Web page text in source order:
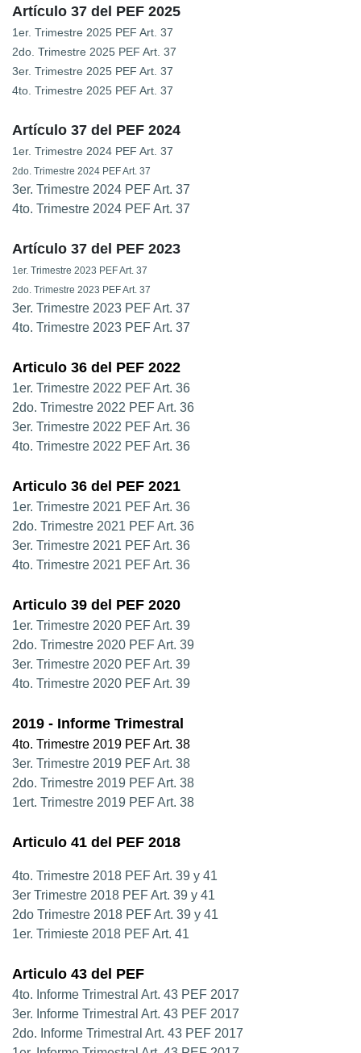
Artículo 37 del PEF 2025
1er. Trimestre 2025 PEF Art. 37
2do. Trimestre 2025 PEF Art. 37
3er. Trimestre 2025 PEF Art. 37
4to. Trimestre 2025 PEF Art. 37
Artículo 37 del PEF 2024
1er. Trimestre 2024 PEF Art. 37
2do. Trimestre 2024 PEF Art. 37
3er. Trimestre 2024 PEF Art. 37
4to. Trimestre 2024 PEF Art. 37
Artículo 37 del PEF 2023
1er. Trimestre 2023 PEF Art. 37
2do. Trimestre 2023 PEF Art. 37
3er. Trimestre 2023 PEF Art. 37
4to. Trimestre 2023 PEF Art. 37
Articulo 36 del PEF 2022
1er. Trimestre 2022 PEF Art. 36
2do. Trimestre 2022 PEF Art. 36
3er. Trimestre 2022 PEF Art. 36
4to. Trimestre 2022 PEF Art. 36
Articulo 36 del PEF 2021
1er. Trimestre 2021 PEF Art. 36
2do. Trimestre 2021 PEF Art. 36
3er. Trimestre 2021 PEF Art. 36
4to. Trimestre 2021 PEF Art. 36
Articulo 39 del PEF 2020
1er. Trimestre 2020 PEF Art. 39
2do. Trimestre 2020 PEF Art. 39
3er. Trimestre 2020 PEF Art. 39
4to. Trimestre 2020 PEF Art. 39
2019 - Informe Trimestral
4to. Trimestre 2019 PEF Art. 38
3er. Trimestre 2019 PEF Art. 38
2do. Trimestre 2019 PEF Art. 38
1ert. Trimestre 2019 PEF Art. 38
Articulo 41 del PEF 2018
4to. Trimestre 2018 PEF Art. 39 y 41
3er Trimestre 2018 PEF Art. 39 y 41
2do Trimestre 2018 PEF Art. 39 y 41
1er. Trimieste 2018 PEF Art. 41
Articulo 43 del PEF
4to. Informe Trimestral Art. 43 PEF 2017
3er. Informe Trimestral Art. 43 PEF 2017
2do. Informe Trimestral Art. 43 PEF 2017